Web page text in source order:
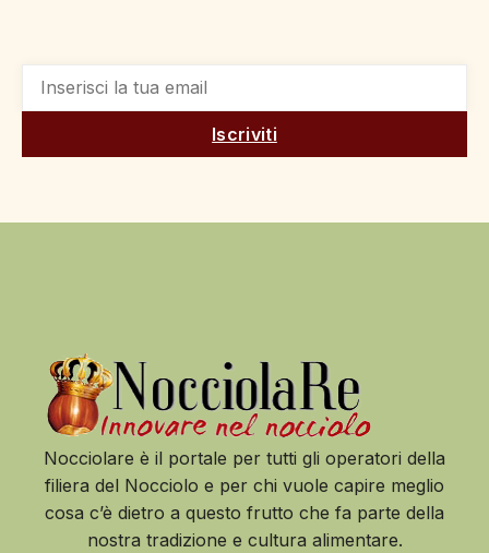
Iscriviti
Nocciolare è il portale per tutti gli operatori della
filiera del Nocciolo e per chi vuole capire meglio
cosa c’è dietro a questo frutto che fa parte della
nostra tradizione e cultura alimentare.